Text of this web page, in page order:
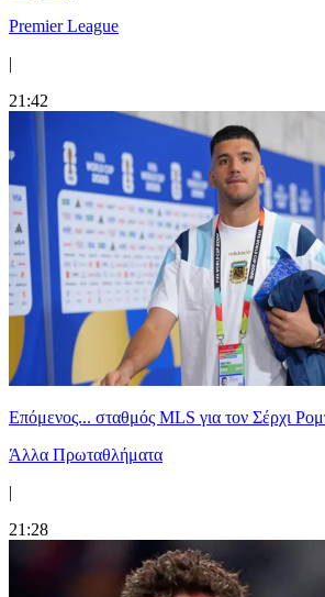
Premier League
|
21:42
Επόμενος... σταθμός MLS για τον Σέρχι
Άλλα Πρωταθλήματα
|
21:28